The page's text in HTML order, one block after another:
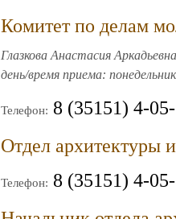
Комитет по делам
Глазкова Анастасия
день/время приема:
Телефон: 8 (35151) 4-
Отдел архитектуры
Телефон: 8 (35151) 4-